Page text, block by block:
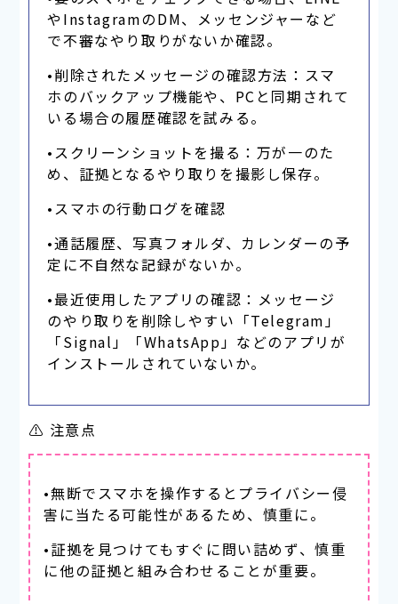
やInstagramのDM、メッセンジャーなど
で不審なやり取りがないか確認。
•削除されたメッセージの確認方法：スマ
ホのバックアップ機能や、PCと同期されて
いる場合の履歴確認を試みる。
•スクリーンショットを撮る：万が一のた
め、証拠となるやり取りを撮影し保存。
•スマホの行動ログを確認
•通話履歴、写真フォルダ、カレンダーの予
定に不自然な記録がないか。
•最近使用したアプリの確認：メッセージ
のやり取りを削除しやすい「Telegram」
「Signal」「WhatsApp」などのアプリが
インストールされていないか。
⚠ 注意点
•無断でスマホを操作するとプライバシー侵
害に当たる可能性があるため、慎重に。
•証拠を見つけてもすぐに問い詰めず、慎重
に他の証拠と組み合わせることが重要。